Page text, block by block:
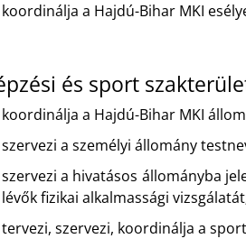
koordinálja a Hajdú-Bihar MKI
és sport
koordinálja a Hajdú-Bihar MKI
szervezi a személyi állomány
szervezi a hivatásos állományba
lévők fizikai alkalmassági
tervezi, szervezi, koordinálja a